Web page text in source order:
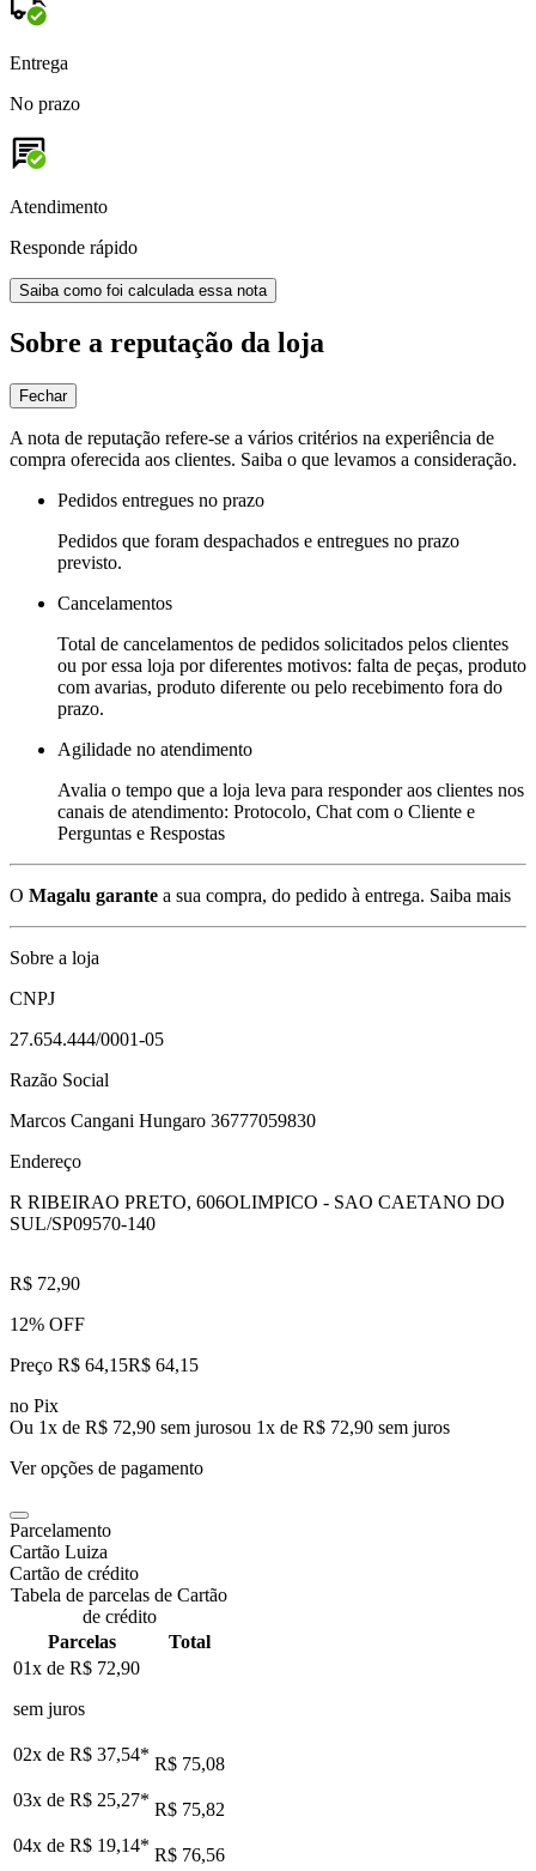
Entrega
No prazo
Atendimento
Responde rápido
Saiba como foi calculada essa nota
Sobre a reputação da loja
Fechar
A nota de reputação refere-se a vários critérios na experiência de
compra oferecida aos clientes. Saiba o que levamos a consideração.
Pedidos entregues no prazo
Pedidos que foram despachados e entregues no prazo
previsto.
Cancelamentos
Total de cancelamentos de pedidos solicitados pelos clientes
ou por essa loja por diferentes motivos: falta de peças, produto
com avarias, produto diferente ou pelo recebimento fora do
prazo.
Agilidade no atendimento
Avalia o tempo que a loja leva para responder aos clientes nos
canais de atendimento: Protocolo, Chat com o Cliente e
Perguntas e Respostas
O Magalu garante a sua compra, do pedido à entrega. Saiba mais
Sobre a loja
CNPJ
27.654.444/0001-05
Razão Social
Marcos Cangani Hungaro 36777059830
Endereço
R RIBEIRAO PRETO, 606OLIMPICO - SAO CAETANO DO
SUL/SP09570-140
R$ 72,90
12% OFF
Preço R$ 64,15R$ 64,15
no Pix
Ou 1x de R$ 72,90 sem jurosou 1x de R$ 72,90 sem juros
Ver opções de pagamento
Parcelamento
Cartão Luiza
Cartão de crédito
Tabela de parcelas de Cartão
de crédito
Parcelas
Total
01x de R$ 72,90
sem juros
02x de R$ 37,54* R$ 75,08
03x de R$ 25,27* R$ 75,82
04x de R$ 19,14* R$ 76,56